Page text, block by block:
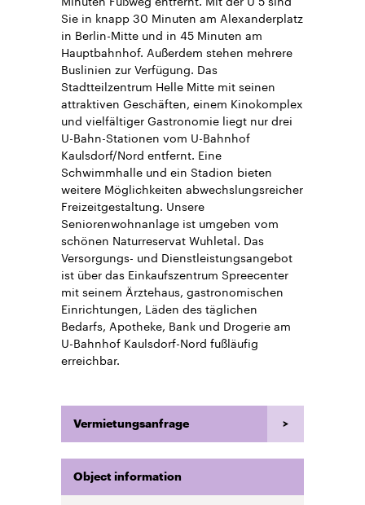
Sie in knapp 30 Minuten am Alexanderplatz
in Berlin-Mitte und in 45 Minuten am
Hauptbahnhof. Außerdem stehen mehrere
Buslinien zur Verfügung. Das
Stadtteilzentrum Helle Mitte mit seinen
attraktiven Geschäften, einem Kinokomplex
und vielfältiger Gastronomie liegt nur drei
U-Bahn-Stationen vom U-Bahnhof
Kaulsdorf/Nord entfernt. Eine
Schwimmhalle und ein Stadion bieten
weitere Möglichkeiten abwechslungsreicher
Freizeitgestaltung. Unsere
Seniorenwohnanlage ist umgeben vom
schönen Naturreservat Wuhletal. Das
Versorgungs- und Dienstleistungsangebot
ist über das Einkaufszentrum Spreecenter
mit seinem Ärztehaus, gastronomischen
Einrichtungen, Läden des täglichen
Bedarfs, Apotheke, Bank und Drogerie am
U-Bahnhof Kaulsdorf-Nord fußläufig
erreichbar.
Vermietungsanfrage
Object information